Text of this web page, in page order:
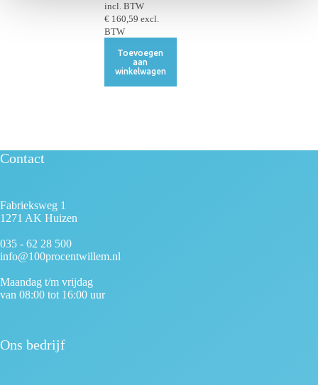
incl. BTW
€160,59 excl.
BTW
Toevoegen
aan
winkelwagen
Contact
Fabrieksweg 1
1271 AK Huizen
035 - 62 28 500
info@100procentwillem.nl
Maandag t/m vrijdag
van 08:00 tot 16:00 uur
Ons bedrijf